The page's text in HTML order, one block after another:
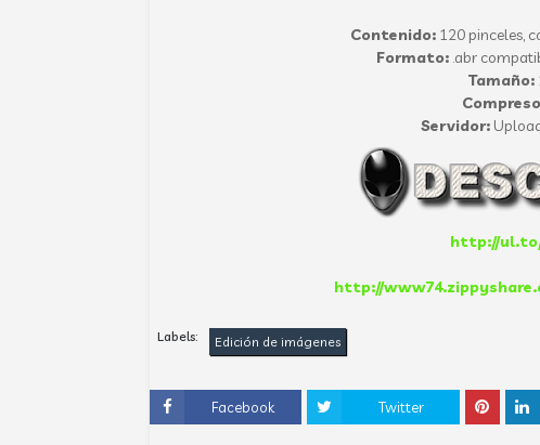
Contenido:120 pinceles,
Formato:.abr
Tamaño:
Servidor:
http://
http://
Labels: Edición de imágenes
Facebook Twitter